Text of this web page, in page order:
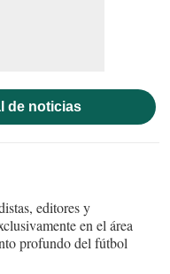
de noticias
editores y
en el área
profundo del fútbol